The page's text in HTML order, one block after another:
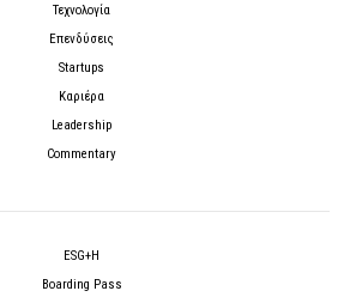
Τεχνολογία
Επενδύσεις
Startups
Καριέρα
Leadership
Commentary
ESG+H
Boarding Pass